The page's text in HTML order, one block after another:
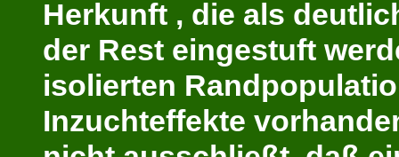
Herkunft , die als
der Rest eingestuft
isolierten
Inzuchteffekte